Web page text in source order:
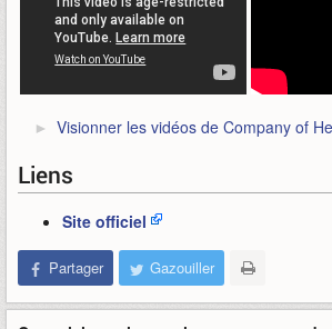
Visionner les vidéos de Company of
Liens
Site officiel
Partager Gazouiller